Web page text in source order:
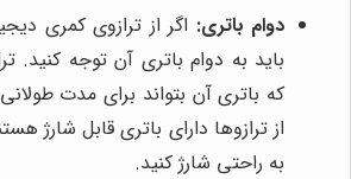
دوام باتری: اگر از ترازوی کمری
باید به دوام باتری آن توجه کنید.
که باتری آن بتواند برای مدت
از ترازوها دارای باتری قابل شارژ
به راحتی شارژ کنید.